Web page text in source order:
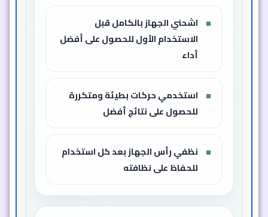
اشحني الجهاز بالكامل قبل
الاستخدام الأول للحصول على أفضل
أداء
استخدمي حركات بطيئة ومتكررة
للحصول على نتائج أفضل
نظفي رأس الجهاز بعد كل استخدام
للحفاظ على نظافته